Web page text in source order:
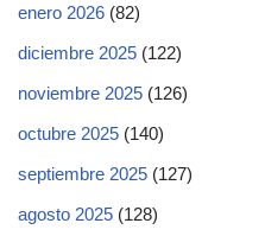
enero 2026 (82)
diciembre 2025 (122)
noviembre 2025 (126)
octubre 2025 (140)
septiembre 2025 (127)
agosto 2025 (128)